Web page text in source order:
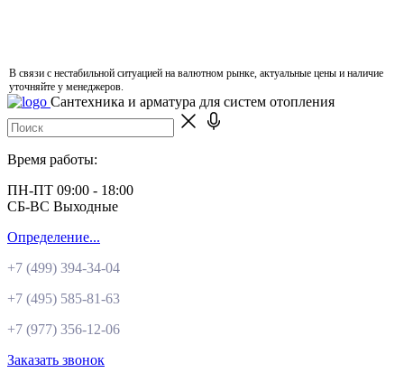
В связи с нестабильной ситуацией на валютном рынке, актуальные цены и наличие
уточняйте у менеджеров.
Сантехника и арматура для систем отопления
Время работы:
ПН-ПТ 09:00 - 18:00
СБ-ВС Выходные
Определение...
+7 (499) 394-34-04
+7 (495) 585-81-63
+7 (977) 356-12-06
Заказать звонок